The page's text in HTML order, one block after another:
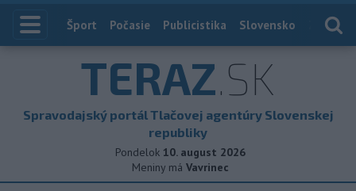
Index
Šport Počasie Publicistika Slovensko
TERAZ.SK
Spravodajský portál Tlačovej agentúry Slovenskej
republiky
Pondelok 10. august 2026
Meniny má Vavrinec